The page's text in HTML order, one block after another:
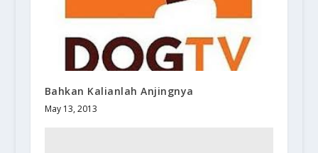
Bahkan Kalianlah Anjingnya
May 13, 2013